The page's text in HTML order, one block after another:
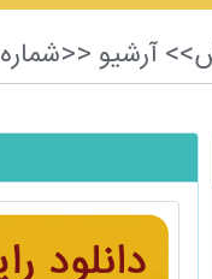
، سال دوم ، زمستان 1403>>